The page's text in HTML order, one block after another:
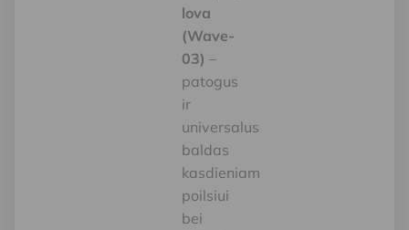
lova
(Wave-
03) –
patogus
ir
universalus
baldas
kasdieniam
poilsiui
bei